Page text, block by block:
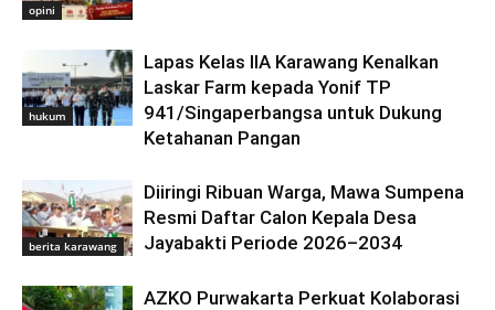
opini
hukum
Lapas Kelas IIA Karawang Kenalkan
Laskar Farm kepada Yonif TP
941/Singaperbangsa untuk Dukung
Ketahanan Pangan
berita karawang
Diiringi Ribuan Warga, Mawa Sumpena
Resmi Daftar Calon Kepala Desa
Jayabakti Periode 2026–2034
AZKO Purwakarta Perkuat Kolaborasi